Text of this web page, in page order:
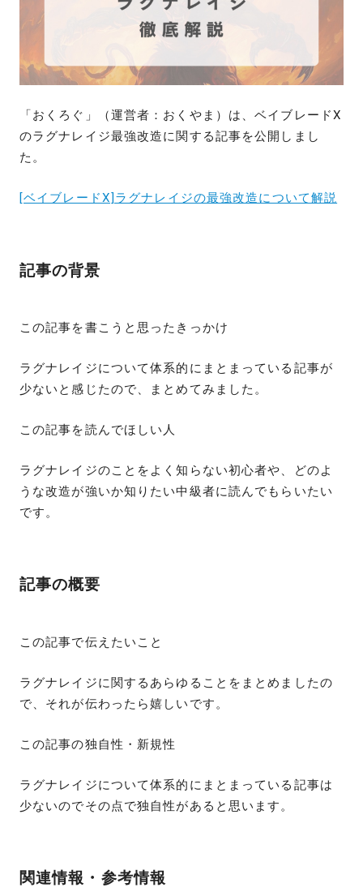
「おくろぐ」（運営者：おくやま）は、ベイブレードX
のラグナレイジ最強改造に関する記事を公開しまし
た。
[ベイブレードX]ラグナレイジの最強改造について解説
記事の背景
この記事を書こうと思ったきっかけ
ラグナレイジについて体系的にまとまっている記事が
少ないと感じたので、まとめてみました。
この記事を読んでほしい人
ラグナレイジのことをよく知らない初心者や、どのよ
うな改造が強いか知りたい中級者に読んでもらいたい
です。
記事の概要
この記事で伝えたいこと
ラグナレイジに関するあらゆることをまとめましたの
で、それが伝わったら嬉しいです。
この記事の独自性・新規性
ラグナレイジについて体系的にまとまっている記事は
少ないのでその点で独自性があると思います。
関連情報・参考情報